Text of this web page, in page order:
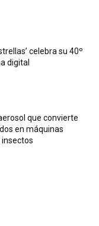
celebra su 40º
digital
que convierte
en máquinas
insectos